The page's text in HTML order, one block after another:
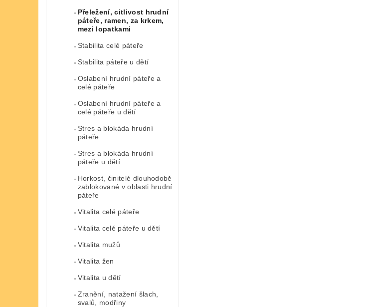
Přeležení, citlivost hrudní
páteře, ramen, za krkem,
mezi lopatkami
Stabilita celé páteře
Stabilita páteře u dětí
Oslabení hrudní páteře a
celé páteře
Oslabení hrudní páteře a
celé páteře u dětí
Stres a blokáda hrudní
páteře
Stres a blokáda hrudní
páteře u dětí
Horkost, činitelé dlouhodobě
zablokované v oblasti hrudní
páteře
Vitalita celé páteře
Vitalita celé páteře u dětí
Vitalita mužů
Vitalita žen
Vitalita u dětí
Zranění, natažení šlach,
svalů, modřiny